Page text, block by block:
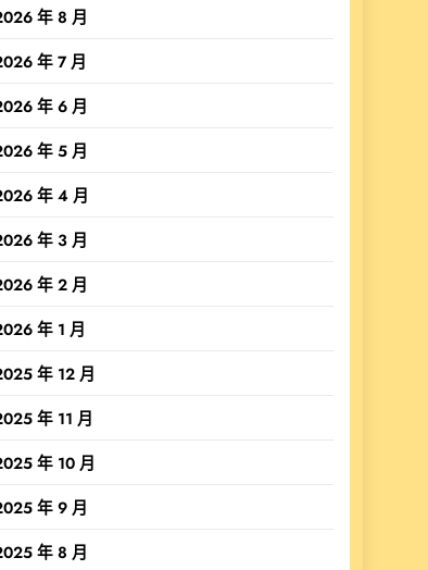
年 8 月
年 7 月
年 6 月
年 5 月
年 4 月
年 3 月
年 2 月
年 1 月
年 12 月
年 11 月
年 10 月
年 9 月
年 8 月